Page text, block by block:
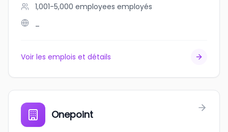
1,001-5,000 employees employés
Voir les emplois et détails
Onepoint